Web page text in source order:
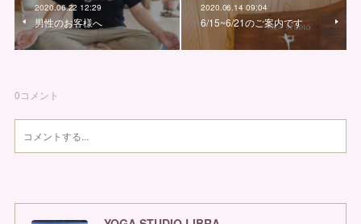
2020.06.22 12:29
男性のお客様へ
2020.06.14 09:04
6/15~6/21のご案内です
0コメント